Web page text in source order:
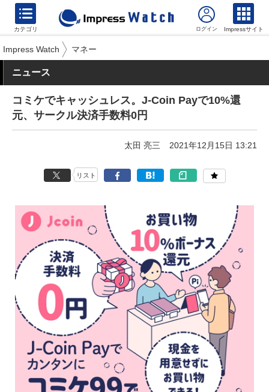
カテゴリ Impressサイト
Impress Watch マネー
ニュース
コミケでキャッシュレス。J-Coin Payで10%還
元、サークル決済手数料0円
太田 亮三 2021年12月15日 13:21
リスト